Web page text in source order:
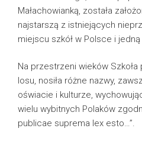
Małachowianką, została
najstarszą z istniejących
miejscu szkół w Polsce i
Na przestrzeni wieków
losu, nosiła różne nazwy,
oświacie i kulturze,
wielu wybitnych Polaków
publicae suprema lex esto…”.